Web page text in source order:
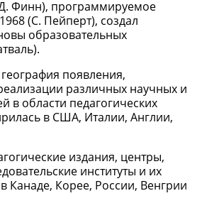
Финн), программируемое
(С. Пейперт), создал
образовательных
появления,
различных научных и
в области педагогических
в США, Италии, Англии,
издания, центры,
институты и их
Канаде, Корее, России, Венгрии